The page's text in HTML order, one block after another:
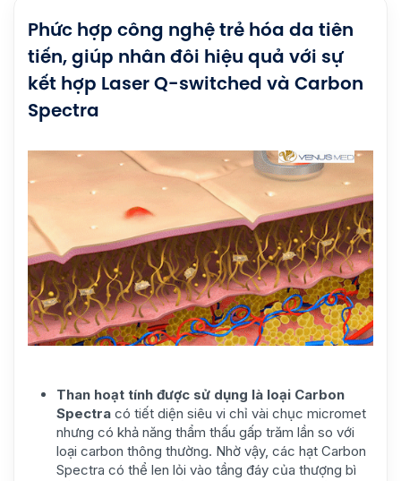
Phức hợp công nghệ trẻ hóa da tiên
tiến, giúp nhân đôi hiệu quả với sự
kết hợp Laser Q-switched và Carbon
Spectra
Than hoạt tính được sử dụng là loại Carbon
Spectra có tiết diện siêu vi chỉ vài chục micromet
nhưng có khả năng thẩm thấu gấp trăm lần so với
loại carbon thông thường. Nhờ vậy, các hạt Carbon
Spectra có thể len lỏi vào tầng đáy của thượng bì